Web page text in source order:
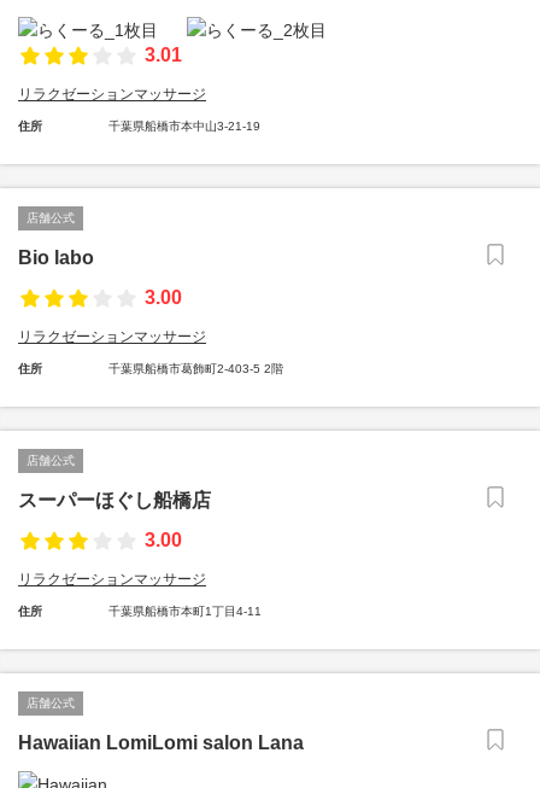
3.01
リラクゼーションマッサージ
住所 千葉県船橋市本中山3-21-19
店舗公式
Bio labo
3.00
リラクゼーションマッサージ
住所 千葉県船橋市葛飾町2-403-5 2階
店舗公式
スーパーほぐし船橋店
3.00
リラクゼーションマッサージ
住所 千葉県船橋市本町1丁目4-11
店舗公式
Hawaiian LomiLomi salon Lana